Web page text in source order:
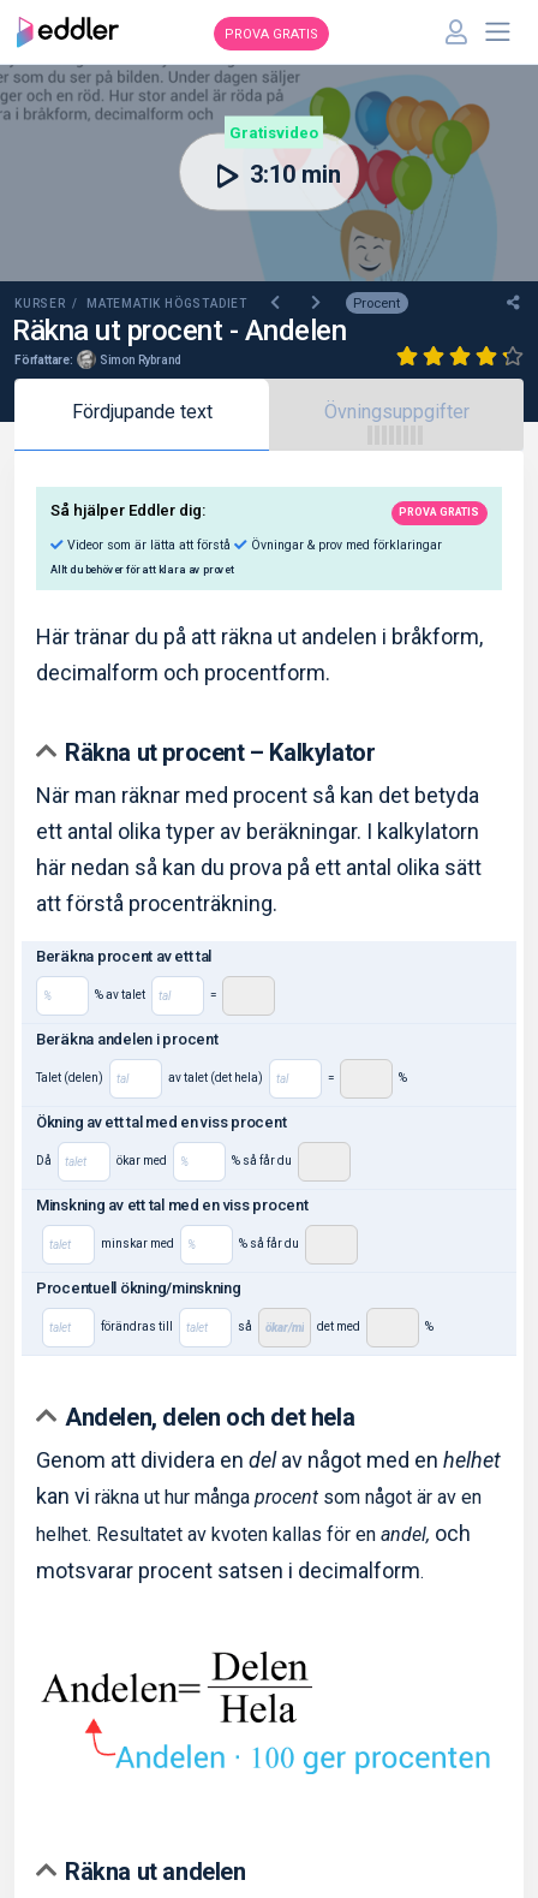
PROVA GRATIS
KURSER / MATEMATIK HÖGSTADIET Procent
Räkna ut procent - Andelen
Författare: Simon Rybrand
Gratisvideo
3:10 min
Fördjupande text Övningsuppgifter
Här tränar du på att räkna ut andelen i bråkform,
decimalform och procentform.
Räkna ut procent – Kalkylator
När man räknar med procent så kan det betyda
ett antal olika typer av beräkningar. I kalkylatorn
här nedan så kan du prova på ett antal olika sätt
att förstå procenträkning.
Beräkna procent av ett tal
% av talet =
Beräkna andelen i procent
Talet (delen) av talet (det hela) = %
Ökning av ett tal med en viss procent
Då ökar med % så får du
Minskning av ett tal med en viss procent
minskar med % så får du
Procentuell ökning/minskning
förändras till så det med %
Andelen, delen och det hela
Genom att dividera en delav något med en helhet
kan vi räkna ut hur många procent som något är av en
helhet. Resultatet av kvoten kallas för en andel, och
motsvarar procent satsen i decimalform.
Räkna ut andelen